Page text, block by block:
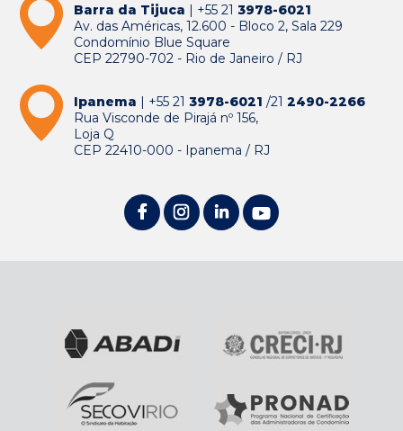
Barra da Tijuca | +55 213978-6021
Av. das Américas, 12.600 - Bloco 2, Sala 229
Condomínio Blue Square
CEP 22790-702 - Rio de Janeiro / RJ
Ipanema | +55 213978-6021 /212490-2266
Rua Visconde de Pirajá nº 156,
Loja Q
CEP 22410-000 - Ipanema / RJ